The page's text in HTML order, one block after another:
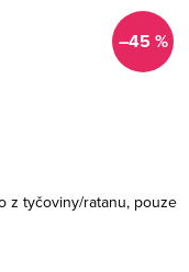
–45 %
z tyčoviny/ratanu, pouze